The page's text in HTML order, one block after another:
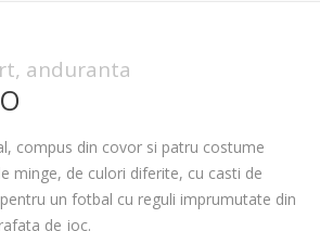
INCHIRIERE
anduranta
compus din covor si patru costume
minge, de culori diferite, cu casti de
un fotbal cu reguli imprumutate din
de joc.